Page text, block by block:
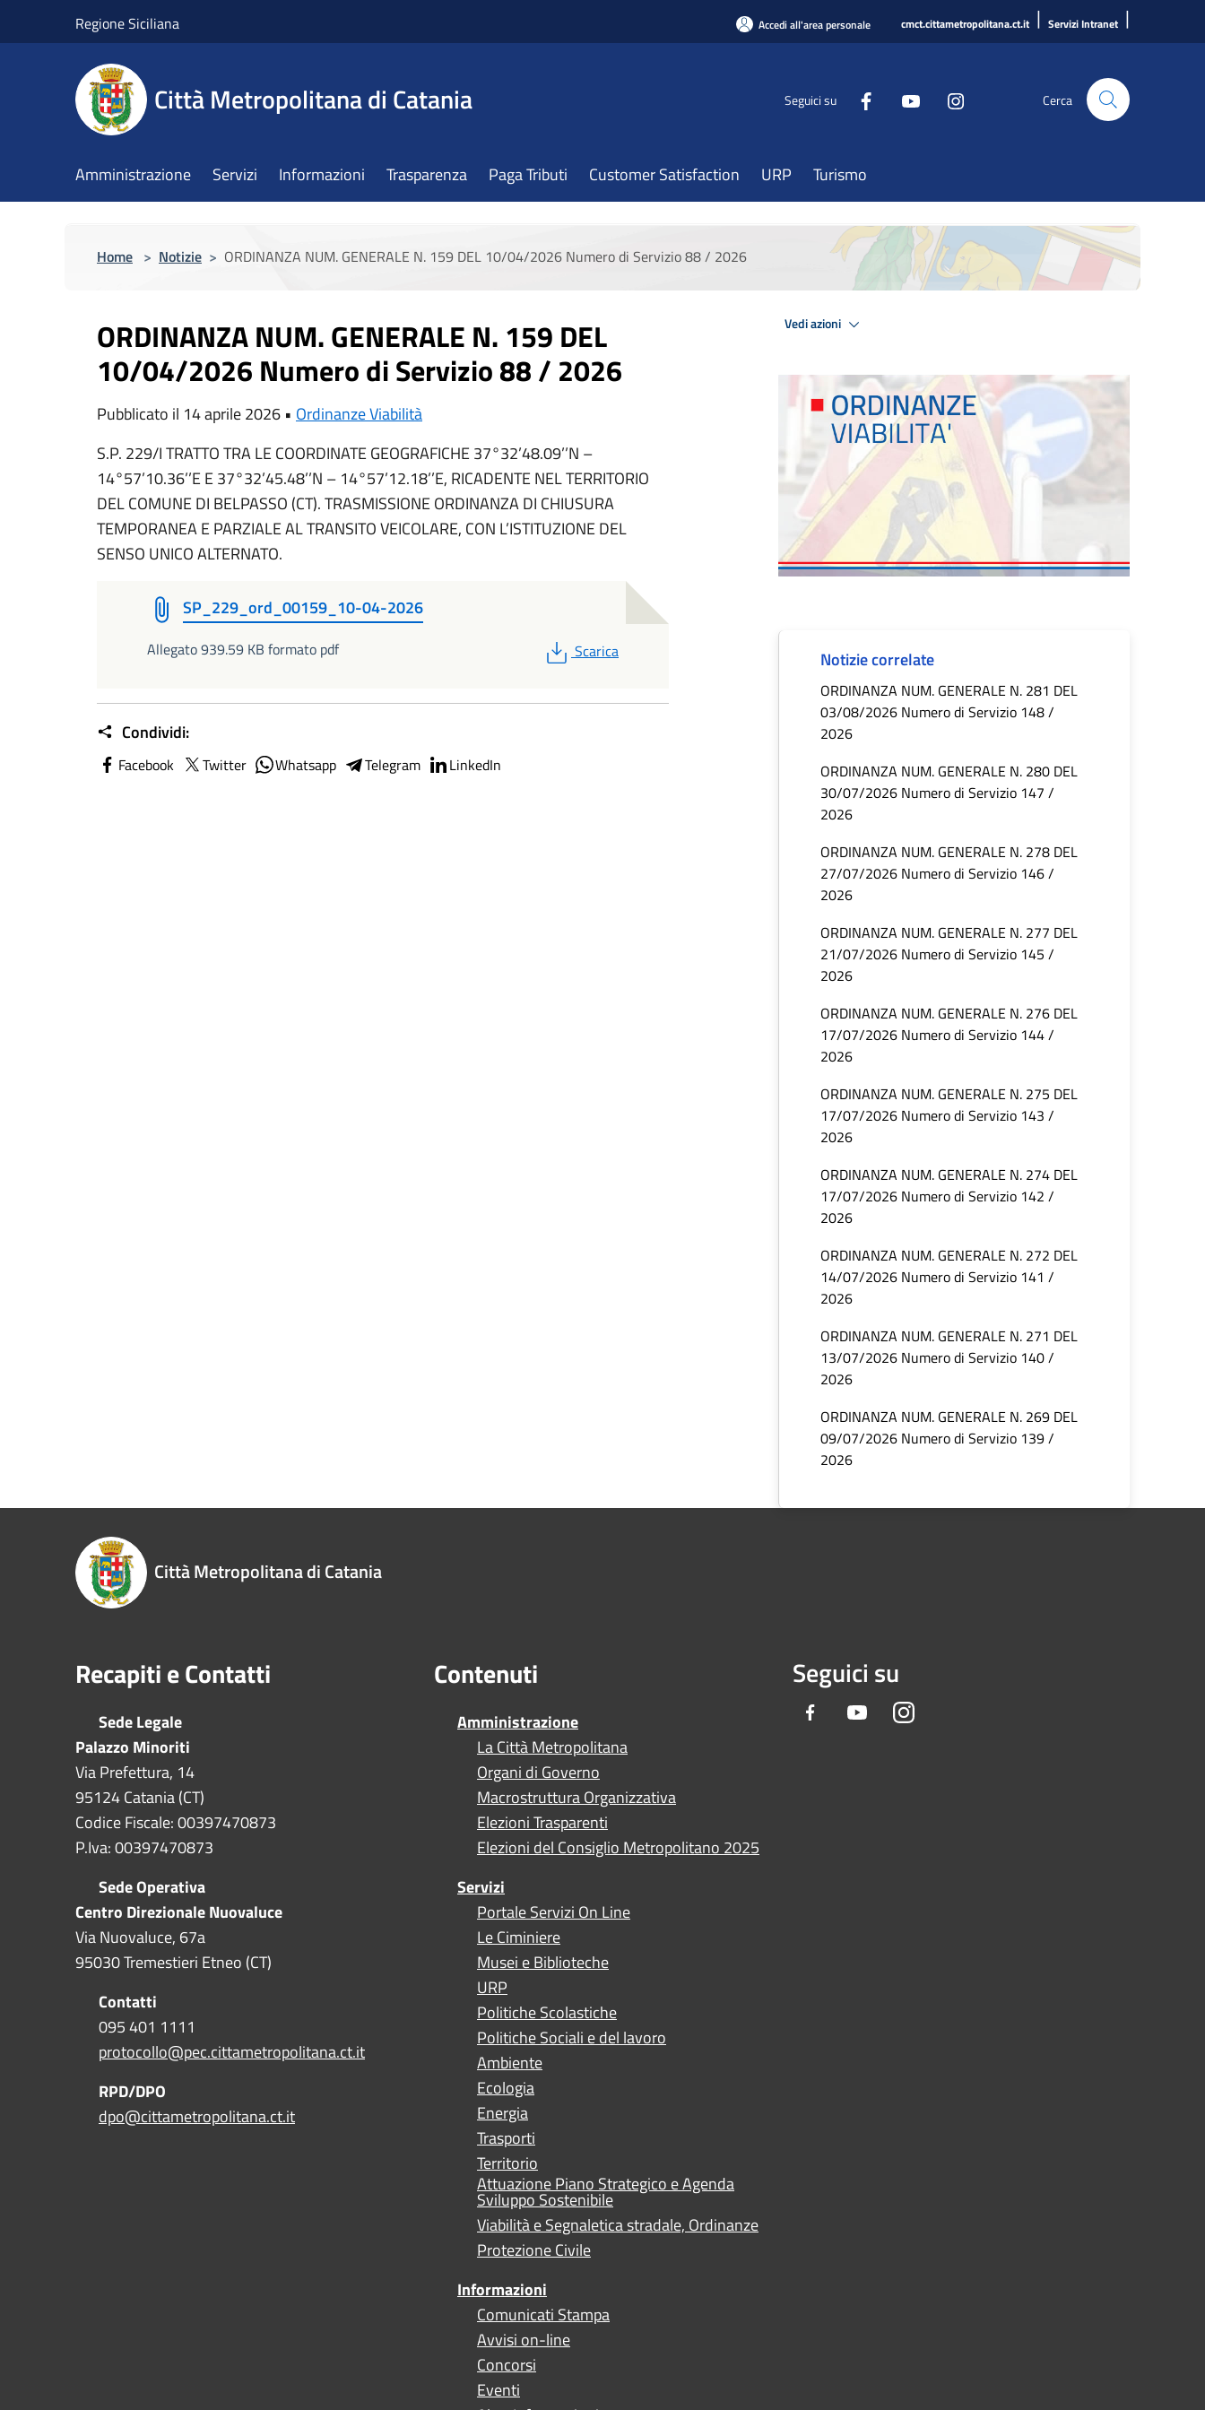
Regione Siciliana Accedi all'area personale cmct.cittametropolitana.ct.it | Servizi Intranet |
Città Metropolitana di Catania Seguici su Cerca
Amministrazione Servizi Informazioni Trasparenza Paga Tributi Customer Satisfaction URP Turismo
Home > Notizie > ORDINANZA NUM. GENERALE N. 159 DEL 10/04/2026 Numero di Servizio 88 / 2026
ORDINANZA NUM. GENERALE N. 159 DEL
10/04/2026 Numero di Servizio 88 / 2026
Pubblicato il 14 aprile 2026 • Ordinanze Viabilità
S.P. 229/I TRATTO TRA LE COORDINATE GEOGRAFICHE 37°32’48.09’’N –
14°57’10.36’’E E 37°32’45.48’’N – 14°57’12.18’’E, RICADENTE NEL TERRITORIO
DEL COMUNE DI BELPASSO (CT). TRASMISSIONE ORDINANZA DI CHIUSURA
TEMPORANEA E PARZIALE AL TRANSITO VEICOLARE, CON L’ISTITUZIONE DEL
SENSO UNICO ALTERNATO.
SP_229_ord_00159_10-04-2026
Allegato 939.59 KB formato pdf PDF
Scarica
Condividi:
Facebook Twitter Whatsapp Telegram LinkedIn
Vedi azioni
Notizie correlate
ORDINANZA NUM. GENERALE N. 281 DEL
03/08/2026 Numero di Servizio 148 /
2026
ORDINANZA NUM. GENERALE N. 280 DEL
30/07/2026 Numero di Servizio 147 /
2026
ORDINANZA NUM. GENERALE N. 278 DEL
27/07/2026 Numero di Servizio 146 /
2026
ORDINANZA NUM. GENERALE N. 277 DEL
21/07/2026 Numero di Servizio 145 /
2026
ORDINANZA NUM. GENERALE N. 276 DEL
17/07/2026 Numero di Servizio 144 /
2026
ORDINANZA NUM. GENERALE N. 275 DEL
17/07/2026 Numero di Servizio 143 /
2026
ORDINANZA NUM. GENERALE N. 274 DEL
17/07/2026 Numero di Servizio 142 /
2026
ORDINANZA NUM. GENERALE N. 272 DEL
14/07/2026 Numero di Servizio 141 /
2026
ORDINANZA NUM. GENERALE N. 271 DEL
13/07/2026 Numero di Servizio 140 /
2026
ORDINANZA NUM. GENERALE N. 269 DEL
09/07/2026 Numero di Servizio 139 /
2026
Città Metropolitana di Catania
Recapiti e Contatti
Sede Legale
Palazzo Minoriti
Via Prefettura, 14
95124 Catania (CT)
Codice Fiscale: 00397470873
P.Iva: 00397470873
Sede Operativa
Centro Direzionale Nuovaluce
Via Nuovaluce, 67a
95030 Tremestieri Etneo (CT)
Contatti
095 401 1111
protocollo@pec.cittametropolitana.ct.it
RPD/DPO
dpo@cittametropolitana.ct.it
Contenuti
Amministrazione
La Città Metropolitana
Organi di Governo
Macrostruttura Organizzativa
Elezioni Trasparenti
Elezioni del Consiglio Metropolitano 2025
Servizi
Portale Servizi On Line
Le Ciminiere
Musei e Biblioteche
URP
Politiche Scolastiche
Politiche Sociali e del lavoro
Ambiente
Ecologia
Energia
Trasporti
Territorio
Attuazione Piano Strategico e Agenda
Sviluppo Sostenibile
Viabilità e Segnaletica stradale, Ordinanze
Protezione Civile
Informazioni
Comunicati Stampa
Avvisi on-line
Concorsi
Eventi
Seguici su
Facebook YoutubeInstagram